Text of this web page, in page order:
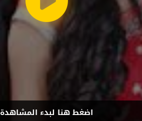
اضغط هنا لبدء المشاهدة